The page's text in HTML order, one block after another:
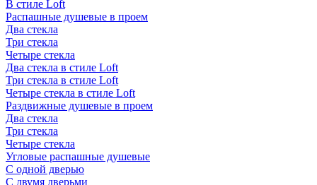
В стиле Loft
Распашные душевые в проем
Два стекла
Три стекла
Четыре стекла
Два стекла в стиле Loft
Три стекла в стиле Loft
Четыре стекла в стиле Loft
Раздвижные душевые в проем
Два стекла
Три стекла
Четыре стекла
Угловые распашные душевые
С одной дверью
С двумя дверьми